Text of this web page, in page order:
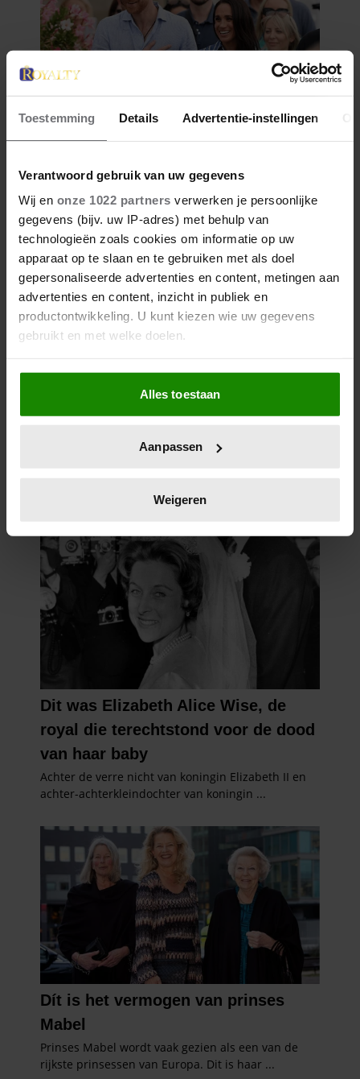
Toestemming Details Advertentie-instellingen
Verantwoord gebruik van uw gegevens
Wij en onze 1022 partners verwerken je persoonlijke
gegevens (bijv. uw IP-adres) met behulp van
technologieën zoals cookies om informatie op uw
apparaat op te slaan en te gebruiken met als doel
gepersonaliseerde advertenties en content, metingen aan
advertenties en content, inzicht in publiek en
productontwikkeling. U kunt kiezen wie uw gegevens
gebruikt en met welke doelen.
Als u het toestaat, willen we ook graag:
Informatie verzamelen over uw geografische
locatie, die tot een paar meter nauwkeurig kan zijn
scannen op specifieke eigenschappen (fingerprinting)
verwerkt en stel uw voorkeuren in het
intrekken in de Cookieverklaring.
We gebruiken cookies om content en advertenties te
personaliseren, om functies voor social media te bieden
en om ons websiteverkeer te analyseren. Ook delen we
informatie over uw gebruik van onze site met onze
partners voor social media, adverteren en analyse. Deze
partners kunnen deze gegevens combineren met andere
informatie die u aan ze heeft verstrekt of die ze hebben
verzameld op basis van uw gebruik van hun services. U
gaat akkoord met onze cookies als u onze website blijft
gebruiken.
Alles toestaan
Aanpassen
Weigeren